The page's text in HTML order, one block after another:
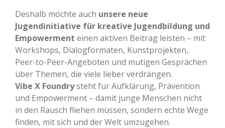
Deshalb möchte auch unsere neue
Jugendinitiative für kreative Jugendbildung und
Empowerment einen aktiven Beitrag leisten – mit
Workshops, Dialogformaten, Kunstprojekten,
Peer-to-Peer-Angeboten und mutigen Gesprächen
über Themen, die viele lieber verdrängen.
Vibe X Foundrysteht für Aufklärung, Prävention
und Empowerment – damit junge Menschen nicht
in den Rausch fliehen müssen, sondern echte Wege
finden, mit sich und der Welt umzugehen.